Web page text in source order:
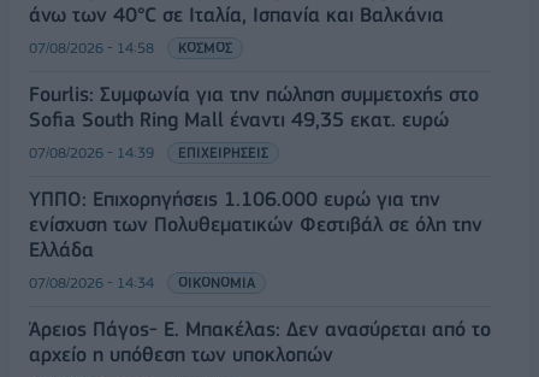
άνω των 40°C σε Ιταλία, Ισπανία και Βαλκάνια
07/08/2026 - 14:58 ΚΟΣΜΟΣ
Fourlis: Συμφωνία για την πώληση συμμετοχής στο
Sofia South Ring Mall έναντι 49,35 εκατ. ευρώ
07/08/2026 - 14:39 ΕΠΙΧΕΙΡΗΣΕΙΣ
ΥΠΠΟ: Επιχορηγήσεις 1.106.000 ευρώ για την
ενίσχυση των Πολυθεματικών Φεστιβάλ σε όλη την
Ελλάδα
07/08/2026 - 14:34 ΟΙΚΟΝΟΜΙΑ
Άρειος Πάγος- Ε. Μπακέλας: Δεν ανασύρεται από το
αρχείο η υπόθεση των υποκλοπών